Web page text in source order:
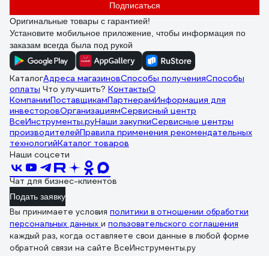
Подписаться
Оригинальные товары с гарантией!
Установите мобильное приложение, чтобы информация по
заказам всегда была под рукой
КаталогАдреса магазиновСпособы полученияСпособы
оплаты Что улучшить? КонтактыО
КомпанииПоставщикамПартнерамИнформация для
инвесторовОрганизациямСервисный центр
ВсеИнструменты.руНаши закупкиСервисные центры
производителейПравила применения рекомендательных
технологийКаталог товаров
Наши соцсети
Чат для бизнес-клиентов
Подать заявку
Вы принимаете условия политики в отношении обработки
персональных данных и пользовательского соглашения
каждый раз, когда оставляете свои данные в любой форме
обратной связи на сайте ВсеИнструменты.ру